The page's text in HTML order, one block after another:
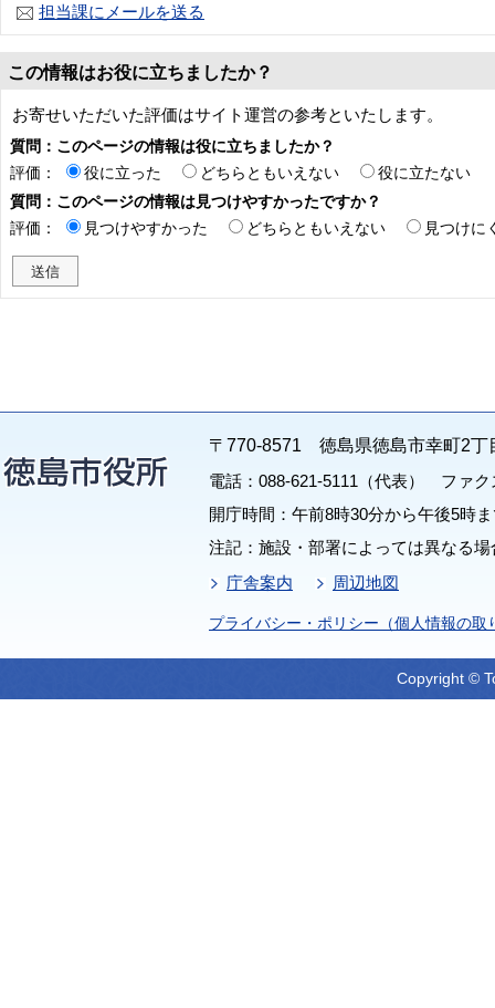
担当課にメールを送る
この情報はお役に立ちましたか？
お寄せいただいた評価はサイト運営の参考といたします。
質問：このページの情報は役に立ちましたか？
評価：
役に立った どちらともいえない
役に立たない
質問：このページの情報は見つけやすかったですか？
評価：
見つけやすかった どちらともいえない 見つけに
〒770-8571 徳島県徳島市幸町2丁
電話：088-621-5111（代表） ファク
開庁時間：午前8時30分から午後5時
注記：施設・部署によっては異なる
庁舎案内
周辺地図
プライバシー・ポリシー（個人情報の取
Copyright ©